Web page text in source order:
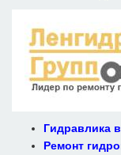
Гидравлика
Ремонт